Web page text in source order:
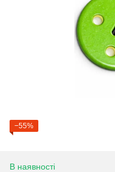
−55%
В наявності